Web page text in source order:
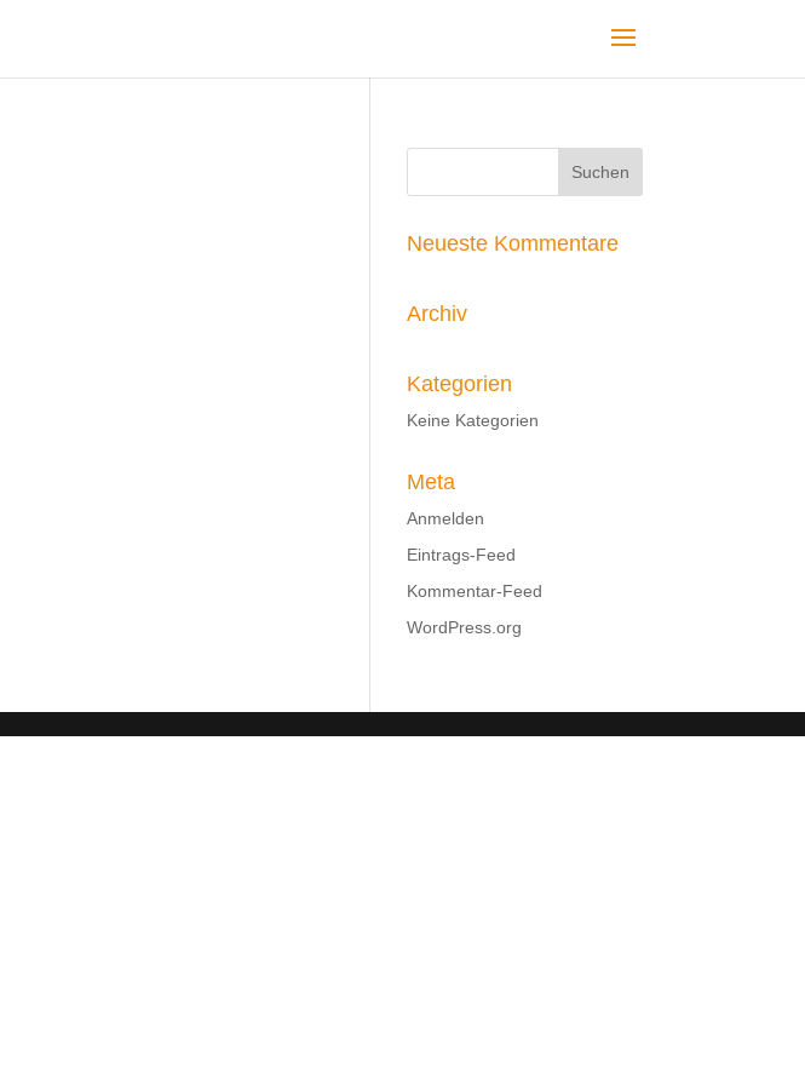
Neueste Kommentare
Archiv
Kategorien
Keine Kategorien
Meta
Anmelden
Eintrags-Feed
Kommentar-Feed
WordPress.org